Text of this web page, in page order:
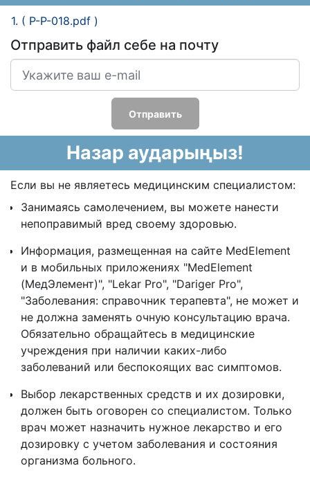
1. ( P-P-018.pdf )
Отправить файл себе на почту
Отправить
Назар аударыңыз!
Если вы не являетесь медицинским специалистом:
Занимаясь самолечением, вы можете нанести
непоправимый вред своему здоровью.
Информация, размещенная на сайте MedElement
и в мобильных приложениях "MedElement
(МедЭлемент)", "Lekar Pro", "Dariger Pro",
"Заболевания: справочник терапевта", не может и
не должна заменять очную консультацию врача.
Обязательно обращайтесь в медицинские
учреждения при наличии каких-либо
заболеваний или беспокоящих вас симптомов.
Выбор лекарственных средств и их дозировки,
должен быть оговорен со специалистом. Только
врач может назначить нужное лекарство и его
дозировку с учетом заболевания и состояния
организма больного.